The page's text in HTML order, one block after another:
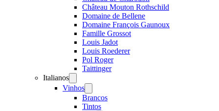
Château Mouton Rothschild
Domaine de Bellene
Domaine François Gaunoux
Famille Grossot
Louis Jadot
Louis Roederer
Pol Roger
Taittinger
Italianos
menu
Vinhos
menu
Brancos
Tintos